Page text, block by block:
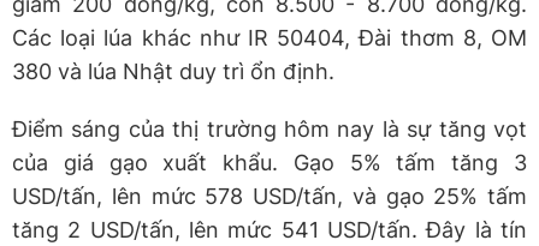
Các loại lúa khác như IR 50404, Đài thơm 8, OM
380 và lúa Nhật duy trì ổn định.
Điểm sáng của thị trường hôm nay là sự tăng vọt
của giá gạo xuất khẩu. Gạo 5% tấm tăng 3
USD/tấn, lên mức 578 USD/tấn, và gạo 25% tấm
tăng 2 USD/tấn, lên mức 541 USD/tấn. Đây là tín